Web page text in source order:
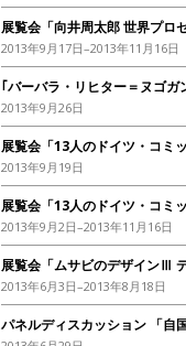
展覧会「向井周太郎 世界プロ
2013年9月17日–2013年11月16日
｢バーバラ・リヒター＝ヌゴガ
2013年9月26日
展覧会「13人のドイツ・コミ
2013年9月19日
展覧会「13人のドイツ・コミ
2013年9月2日–2013年11月16日
展覧会「ムサビのデザインⅢ
2013年6月3日–2013年8月18日
パネルディスカッション 「自